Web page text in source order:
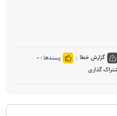
گزارش خطا پسندها : ۰
گذاری